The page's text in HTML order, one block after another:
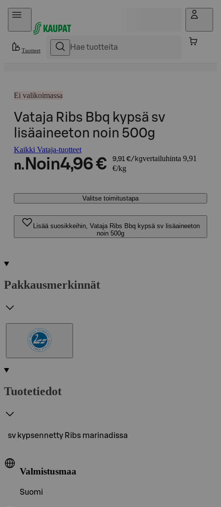
Hyppää sisältöön
Tuotteet
Ei valikoimassa
Vataja Ribs Bbq kypsä sv
lisäaineeton noin 500g
Kaikki Vataja-tuotteet
n. Noin4,96 € 9,91 €/kgvertailuhinta 9,91
€/kg
Valitse toimitustapa
Lisää suosikkeihin, Vataja Ribs Bbq kypsä sv lisäaineeton
noin 500g
Pakkausmerkinnät
Tuotetiedot
sv kypsennetty Ribs marinadissa
Valmistusmaa
Suomi